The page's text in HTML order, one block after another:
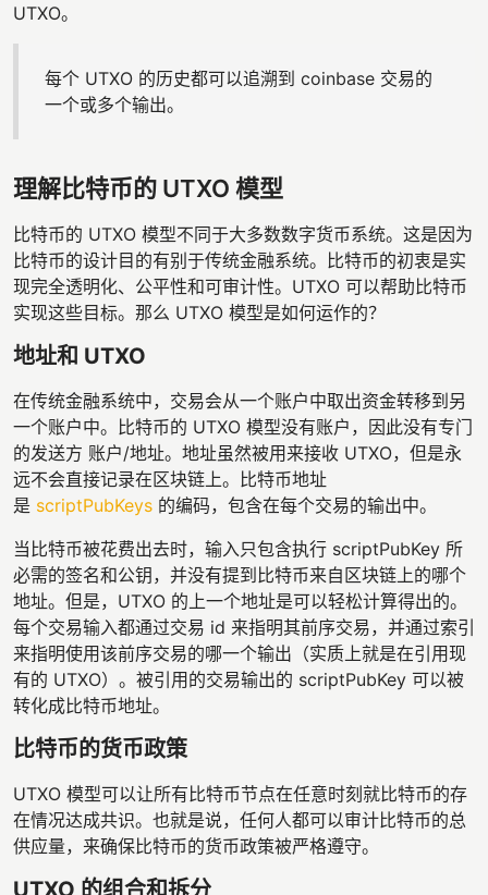
UTXO。
每个 UTXO 的历史都可以追溯到 coinbase 交易的
一个或多个输出。
理解比特币的 UTXO 模型
比特币的 UTXO 模型不同于大多数数字货币系统。这是因为
比特币的设计目的有别于传统金融系统。比特币的初衷是实
现完全透明化、公平性和可审计性。UTXO 可以帮助比特币
实现这些目标。那么 UTXO 模型是如何运作的？
地址和 UTXO
在传统金融系统中，交易会从一个账户中取出资金转移到另
一个账户中。比特币的 UTXO 模型没有账户，因此没有专门
的发送方 账户/地址。地址虽然被用来接收 UTXO，但是永
远不会直接记录在区块链上。比特币地址
是 scriptPubKeys 的编码，包含在每个交易的输出中。
当比特币被花费出去时，输入只包含执行 scriptPubKey 所
必需的签名和公钥，并没有提到比特币来自区块链上的哪个
地址。但是，UTXO 的上一个地址是可以轻松计算得出的。
每个交易输入都通过交易 id 来指明其前序交易，并通过索引
来指明使用该前序交易的哪一个输出（实质上就是在引用现
有的 UTXO）。被引用的交易输出的 scriptPubKey 可以被
转化成比特币地址。
比特币的货币政策
UTXO 模型可以让所有比特币节点在任意时刻就比特币的存
在情况达成共识。也就是说，任何人都可以审计比特币的总
供应量，来确保比特币的货币政策被严格遵守。
UTXO 的组合和拆分